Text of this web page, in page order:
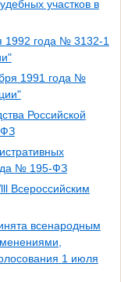
участков в
1992 года № 3132-1
1991 года №
Российской
№ 195-ФЗ
Всероссийским
всенародным
1 июля